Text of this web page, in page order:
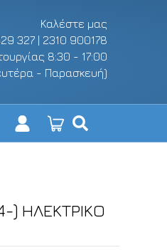
Καλέστε μας
327 | 2310 900178
8:30 - 17:00
- Παρασκευή)
) ΗΛΕΚΤΡΙΚΟ